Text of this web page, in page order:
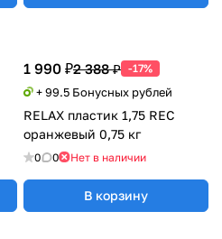
1 990 ₽2 388 ₽ -17%
+ 99.5 Бонусных рублей
RELAX пластик 1,75 REC
оранжевый 0,75 кг
0 0 Нет в наличии
В корзину